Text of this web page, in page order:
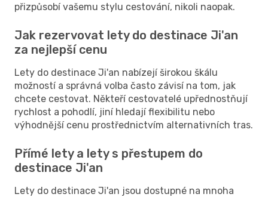
přizpůsobí vašemu stylu cestování, nikoli naopak.
Jak rezervovat lety do destinace Ji'an
za nejlepší cenu
Lety do destinace Ji'an nabízejí širokou škálu
možností a správná volba často závisí na tom, jak
chcete cestovat. Někteří cestovatelé upřednostňují
rychlost a pohodlí, jiní hledají flexibilitu nebo
výhodnější cenu prostřednictvím alternativních tras.
Přímé lety a lety s přestupem do
destinace Ji'an
Lety do destinace Ji'an jsou dostupné na mnoha